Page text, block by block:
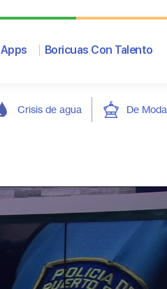
Apps Boricuas Con Talento
Crisis de agua De Moda